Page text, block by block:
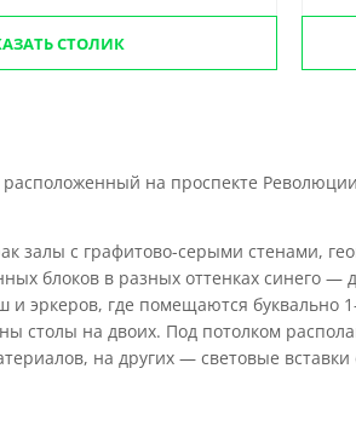
СТОЛИК
на проспекте
залы с графитово-серыми стенами,
блоков в разных оттенках синего
и эркеров, где помещаются буквально
столы на двоих. Под потолком
на других — световые